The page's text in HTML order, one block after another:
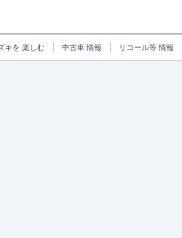
キを 楽しむ 中古車情報 リコール等情報